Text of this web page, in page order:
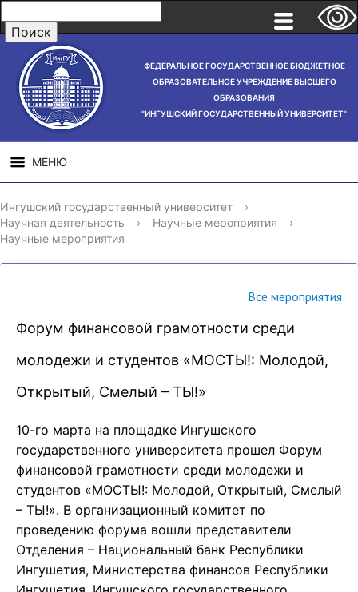
ФЕДЕРАЛЬНОЕ ГОСУДАРСТВЕННОЕ БЮДЖЕТНОЕ
ОБРАЗОВАТЕЛЬНОЕ УЧРЕЖДЕНИЕ ВЫСШЕГО
ОБРАЗОВАНИЯ
"ИНГУШСКИЙ ГОСУДАРСТВЕННЫЙ УНИВЕРСИТЕТ"
МЕНЮ
СВЕДЕНИЯ ОБ
ОБРАЗОВАТЕЛЬНОЙ
ОРГАНИЗАЦИИ
НАУЧНАЯ
ДЕЯТЕЛЬНОСТЬ
Ингушский государственный университет
›
Научная деятельность
› Научные мероприятия
›
Научные мероприятия
Все мероприятия
Форум финансовой грамотности среди
молодежи и студентов «МОСТЫ!: Молодой,
Открытый, Смелый – ТЫ!»
10-го марта на площадке Ингушского
государственного университета прошел Форум
финансовой грамотности среди молодежи и
студентов «МОСТЫ!: Молодой, Открытый, Смелый
– ТЫ!». В организационный комитет по
проведению форума вошли представители
Отделения – Национальный банк Республики
Ингушетия, Министерства финансов Республики